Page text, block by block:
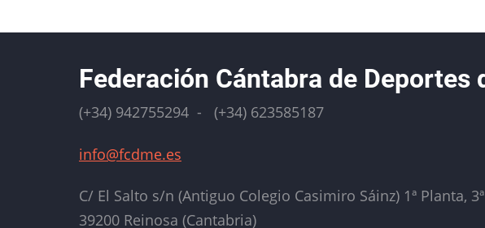
Federación Cántabra de Deportes
(+34) 942755294 - (+34) 623585187
info@fcdme.es
C/ El Salto s/n (Antiguo Colegio Casimiro Sáinz) 1ª Planta,
39200 Reinosa (Cantabria)